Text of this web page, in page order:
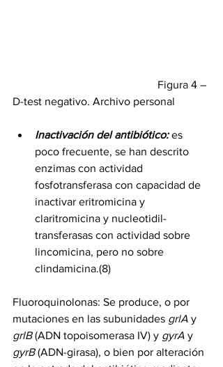
D-test negativo. Archivo personal
Inactivación del antibiótico: es
poco frecuente, se han descrito
enzimas con actividad
fosfotransferasa con capacidad de
inactivar eritromicina y
claritromicina y nucleotidil-
transferasas con actividad sobre
lincomicina, pero no sobre
clindamicina.(8)
Fluoroquinolonas: Se produce, o por
mutaciones en las subunidades grlA y
grlB (ADN topoisomerasa IV) y gyrA y
gyrB (ADN-girasa), o bien por alteración